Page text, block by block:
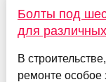
Болты под
для
В
ремонте особое